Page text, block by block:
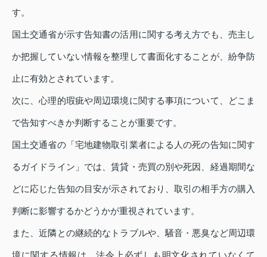
す。
国土交通省が示す告知書の活用に関する考え方でも、売主し
か把握していない情報を整理して書面化することが、紛争防
止に有効とされています。
次に、心理的瑕疵や周辺環境に関する事項について、どこま
で告知すべきか判断することが重要です。
国土交通省の「宅地建物取引業者による人の死の告知に関す
るガイドライン」では、賃貸・売買の別や死因、経過期間な
どに応じた告知の目安が示されており、取引の相手方の購入
判断に影響するかどうかが重視されています。
また、近隣との継続的なトラブルや、騒音・悪臭など周辺環